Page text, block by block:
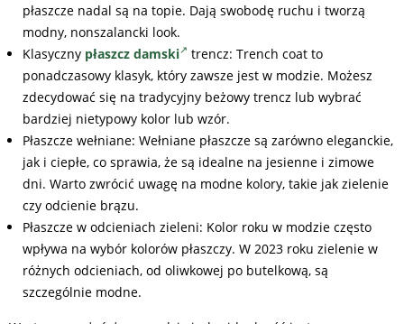
płaszcze nadal są na topie. Dają swobodę ruchu i tworzą
modny, nonszalancki look.
Klasyczny płaszcz damski
trencz: Trench coat to
ponadczasowy klasyk, który zawsze jest w modzie. Możesz
zdecydować się na tradycyjny beżowy trencz lub wybrać
bardziej nietypowy kolor lub wzór.
Płaszcze wełniane: Wełniane płaszcze są zarówno eleganckie,
jak i ciepłe, co sprawia, że są idealne na jesienne i zimowe
dni. Warto zwrócić uwagę na modne kolory, takie jak zielenie
czy odcienie brązu.
Płaszcze w odcieniach zieleni: Kolor roku w modzie często
wpływa na wybór kolorów płaszczy. W 2023 roku zielenie w
różnych odcieniach, od oliwkowej po butelkową, są
szczególnie modne.